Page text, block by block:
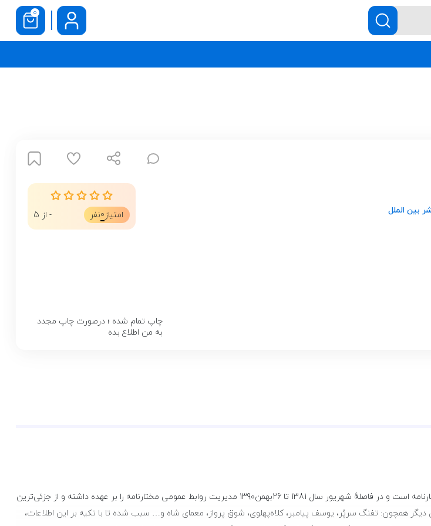
0
بین الملل
امتیاز 0نفر - از 5
چاپ تمام شده ؛ درصورت چاپ مجدد
به من اطلاع بده
این کتاب «روایتی خواندنی» دربارهٔ سریالی تماشایی است. نویسنده کتاب از اولین همکاران سریال مختارنامه است و در فاصلهٔ شهریور سال 1381 تا 26‌بهمن1390 مدیریت روابط‌ عمومی مختارنامه را بر عهده داشته و از جزئی‌ترین
همچون: تفنگ سرپُر، یوسف پیامبر، کلاه‌پهلوی، شوق پرواز، معمای شاه و… سبب شده تا با تکیه بر این اطلاعات،